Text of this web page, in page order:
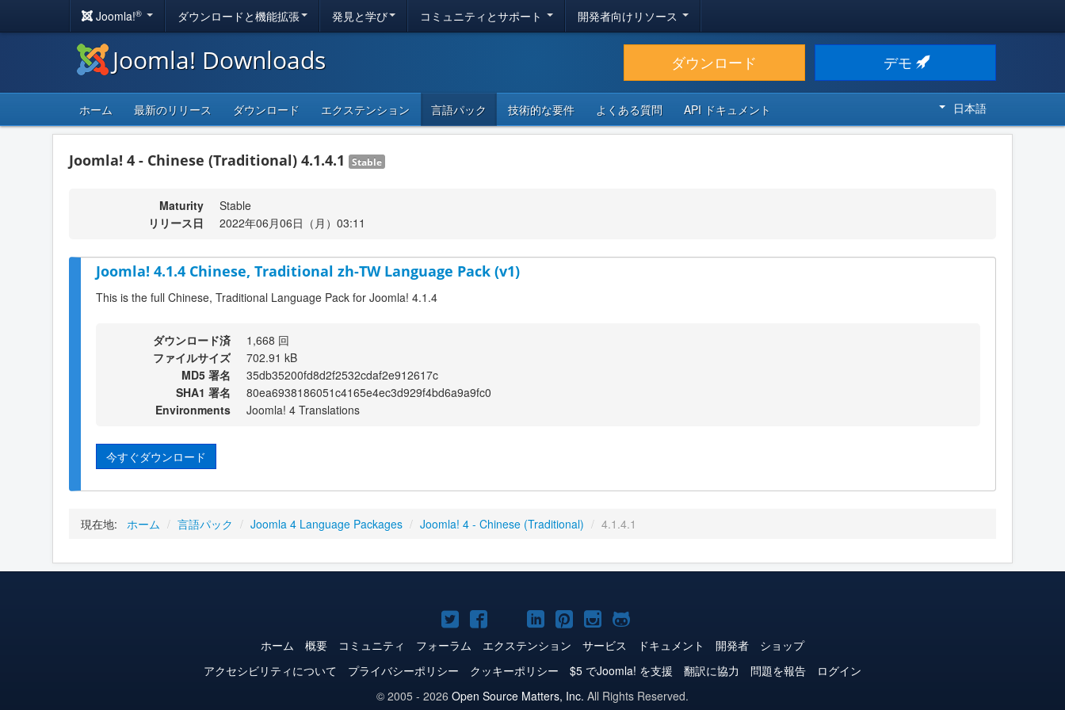
Joomla!® ダウンロードと機能拡張 発見と学び コミュニティとサポート 開発者向けリソース
Joomla! Downloads ダウンロード デモ
ホーム 最新のリリース ダウンロード エクステンション 言語パック 技術的な要件 よくある質問 API ドキュメント 日本語
Joomla! 4 - Chinese (Traditional) 4.1.4.1 Stable
Maturity
Stable
リリース日
2022年06月06日（月）03:11
Joomla! 4.1.4 Chinese, Traditional zh-TW Language Pack (v1)
This is the full Chinese, Traditional Language Pack for Joomla! 4.1.4
ダウンロード済
1,668 回
ファイルサイズ
702.91 kB
MD5 署名
35db35200fd8d2f2532cdaf2e912617c
SHA1 署名
80ea6938186051c4165e4ec3d929f4bd6a9a9fc0
Environments
Joomla! 4 Translations
今すぐダウンロード
現在地: ホーム / 言語パック / Joomla 4 Language Packages / Joomla! 4 - Chinese (Traditional) / 4.1.4.1
Joomla!
Twitter
Joomla!
Facebook
Joomla!
YouTube
Joomla!
LinkedIn
Joomla!
Pinterest
Joomla!
Instagram
Joomla!
GitHub
ホーム 概要 コミュニティ フォーラム エクステンション サービス ドキュメント 開発者
ショップ
アクセシビリティについて
プライバシーポリシー クッキーポリシー $5 でJoomla! を支援 翻訳に協力 問題を報告
ログイン
© 2005 - 2026 Open Source Matters, Inc. All Rights Reserved.